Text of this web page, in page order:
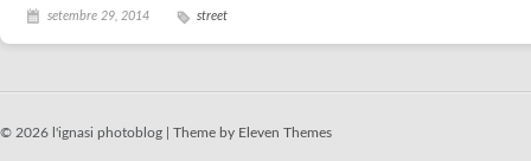
setembre 29, 2014 street
© 2026 l'ignasi photoblog | Theme by Eleven Themes